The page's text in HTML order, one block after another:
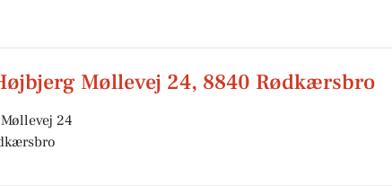
Møllevej 24, 8840 Rødkærsbro
24